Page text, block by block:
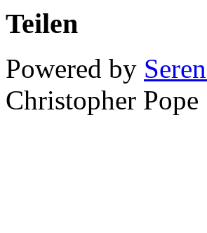
Teilen
Powered by
Christopher Pope